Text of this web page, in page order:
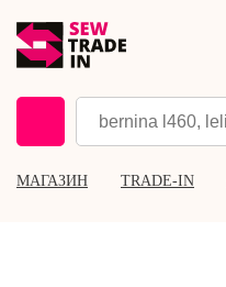
МАГАЗИН TRADE-IN